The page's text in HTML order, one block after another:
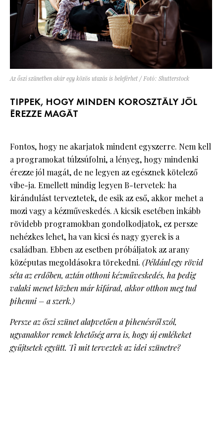
Az őszi szünetben akár egy közös utazás is beleférhet / Fotó: Shutterstock
TIPPEK, HOGY MINDEN KOROSZTÁLY JÓL
ÉREZZE MAGÁT
Fontos, hogy ne akarjatok mindent egyszerre. Nem kell
a programokat túlzsúfolni, a lényeg, hogy mindenki
érezze jól magát, de ne legyen az egésznek kötelező
vibe-ja. Emellett mindig legyen B-tervetek: ha
kirándulást terveztetek, de esik az eső, akkor mehet a
mozi vagy a kézműveskedés. A kicsik esetében inkább
rövidebb programokban gondolkodjatok, ez persze
nehézkes lehet, ha van kicsi és nagy gyerek is a
családban. Ebben az esetben próbáljatok az arany
középutas megoldásokra törekedni. (Például egy rövid
séta az erdőben, aztán otthoni kézműveskedés, ha pedig
valaki menet közben már kifárad, akkor otthon meg tud
pihenni – a szerk.)
Persze az őszi szünet alapvetően a pihenésről szól,
ugyanakkor remek lehetőség arra is, hogy új emlékeket
gyűjtsetek együtt. Ti mit terveztek az idei szünetre?